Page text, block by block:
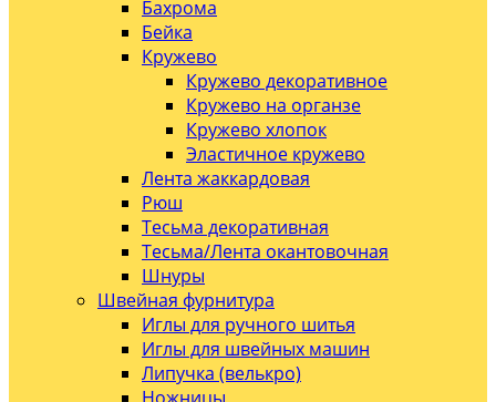
Бахрома
Бейка
Кружево
Кружево декоративное
Кружево на органзе
Кружево хлопок
Эластичное кружево
Лента жаккардовая
Рюш
Тесьма декоративная
Тесьма/Лента окантовочная
Шнуры
Швейная фурнитура
Иглы для ручного шитья
Иглы для швейных машин
Липучка (велькро)